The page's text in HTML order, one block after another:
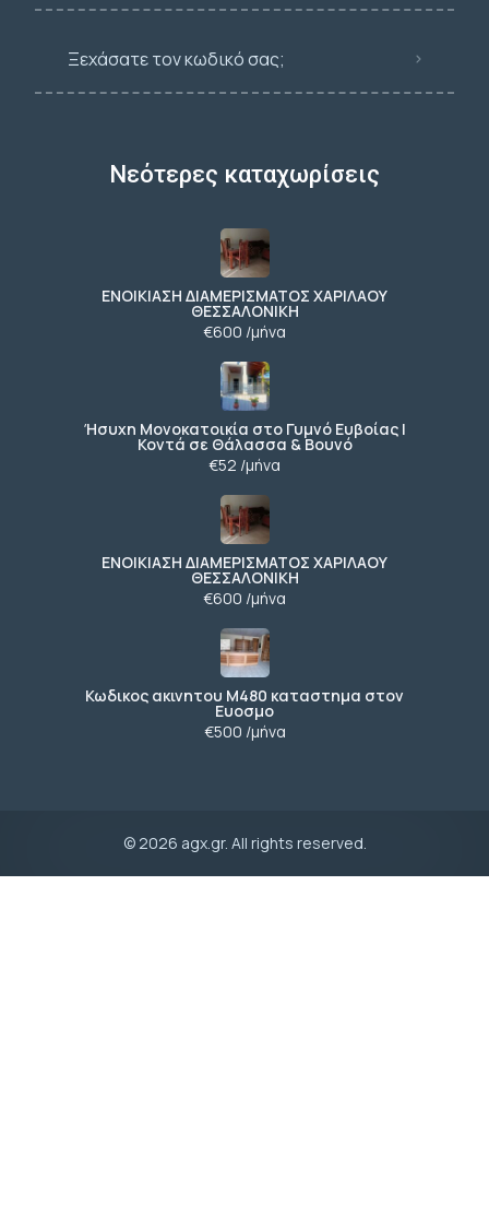
Ξεχάσατε τον κωδικό σας;
Νεότερες καταχωρίσεις
ΕΝΟΙΚΙΑΣΗ ΔΙΑΜΕΡΙΣΜΑΤΟΣ ΧΑΡΙΛΑΟΥ
ΘΕΣΣΑΛΟΝΙΚΗ
€600 /μήνα
Ήσυχη Μονοκατοικία στο Γυμνό Ευβοίας |
Κοντά σε Θάλασσα & Βουνό
€52 /μήνα
ΕΝΟΙΚΙΑΣΗ ΔΙΑΜΕΡΙΣΜΑΤΟΣ ΧΑΡΙΛΑΟΥ
ΘΕΣΣΑΛΟΝΙΚΗ
€600 /μήνα
Κωδικος ακινητου Μ480 καταστημα στον
Ευοσμο
€500 /μήνα
© 2026 agx.gr. All rights reserved.